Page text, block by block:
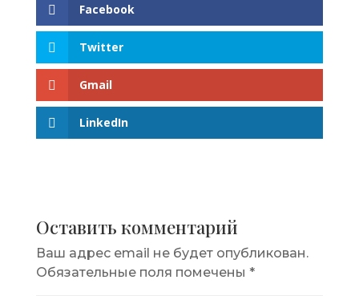
Facebook
Twitter
Gmail
LinkedIn
Оставить комментарий
Ваш адрес email не будет опубликован.
Обязательные поля помечены *